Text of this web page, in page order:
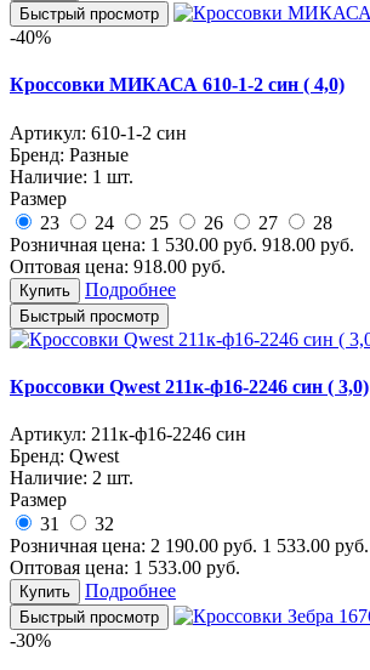
Быстрый просмотр
-40%
Кроссовки МИКАСА 610-1-2 син ( 4,0)
Артикул: 610-1-2 син
Бренд: Разные
Наличие: 1 шт.
Размер
23
24 25 26 27
28
Розничная цена: 1 530.00 руб. 918.00 руб.
Оптовая цена: 918.00 руб.
Купить Подробнее
Быстрый просмотр
Кроссовки Qwest 211к-ф16-2246 син ( 3,0)
Артикул: 211к-ф16-2246 син
Бренд: Qwest
Наличие: 2 шт.
Размер
31
32
Розничная цена: 2 190.00 руб. 1 533.00 руб.
Оптовая цена: 1 533.00 руб.
Купить Подробнее
Быстрый просмотр
-30%